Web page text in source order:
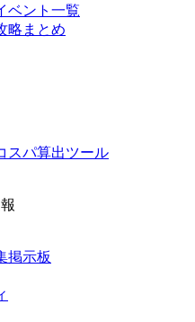
ベント一覧
略まとめ
スパ算出ツール
掲示板